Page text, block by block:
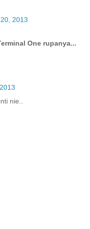
2013
One rupanya...
nie..